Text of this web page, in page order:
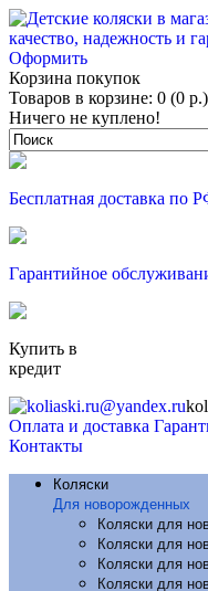
Оформить
Корзина покупок
Товаров в корзине: 0 (0 р.)
Ничего не куплено!
Бесплатная доставка по
Гарантийное
Купить в
кредит
Оплата и доставка
Контакты
Коляски
Для новорожденных
Коляски для
Коляски для
Коляски для
Коляски для